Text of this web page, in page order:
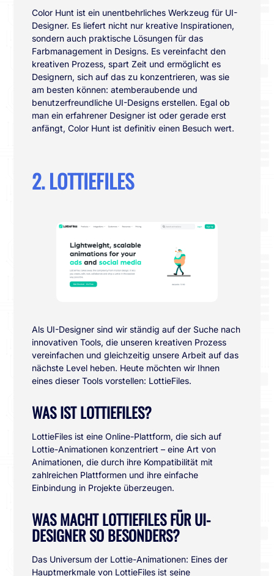
Color Hunt ist ein unentbehrliches Werkzeug für UI-
Designer. Es liefert nicht nur kreative Inspirationen,
sondern auch praktische Lösungen für das
Farbmanagement in Designs. Es vereinfacht den
kreativen Prozess, spart Zeit und ermöglicht es
Designern, sich auf das zu konzentrieren, was sie
am besten können: atemberaubende und
benutzerfreundliche UI-Designs erstellen. Egal ob
man ein erfahrener Designer ist oder gerade erst
anfängt, Color Hunt ist definitiv einen Besuch wert.
2. LOTTIEFILES
Als UI-Designer sind wir ständig auf der Suche nach
innovativen Tools, die unseren kreativen Prozess
vereinfachen und gleichzeitig unsere Arbeit auf das
nächste Level heben. Heute möchten wir Ihnen
eines dieser Tools vorstellen: LottieFiles.
WAS IST LOTTIEFILES?
LottieFiles ist eine Online-Plattform, die sich auf
Lottie-Animationen konzentriert – eine Art von
Animationen, die durch ihre Kompatibilität mit
zahlreichen Plattformen und ihre einfache
Einbindung in Projekte überzeugen.
WAS MACHT LOTTIEFILES FÜR UI-
DESIGNER SO BESONDERS?
Das Universum der Lottie-Animationen: Eines der
Hauptmerkmale von LottieFiles ist seine